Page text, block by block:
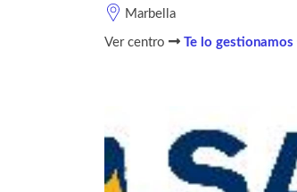
Marbella
Ver centro Te lo gestionamos